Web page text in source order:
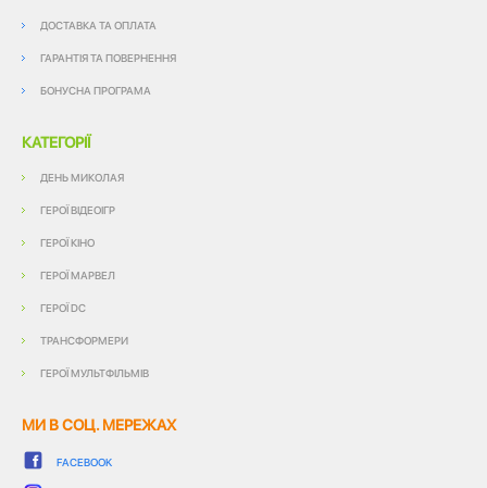
ДОСТАВКА ТА ОПЛАТА
ГАРАНТІЯ ТА ПОВЕРНЕННЯ
БОНУСНА ПРОГРАМА
КАТЕГОРІЇ
ДЕНЬ МИКОЛАЯ
ГЕРОЇ ВІДЕОІГР
ГЕРОЇ КІНО
ГЕРОЇ МАРВЕЛ
ГЕРОЇ DC
ТРАНСФОРМЕРИ
ГЕРОЇ МУЛЬТФІЛЬМІВ
МИ В СОЦ. МЕРЕЖАХ
FACEBOOK